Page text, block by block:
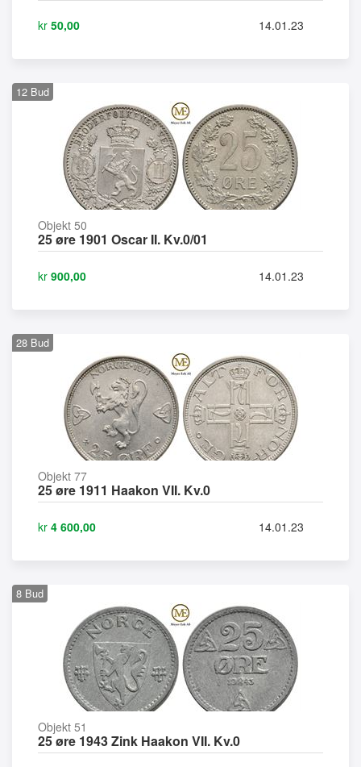
kr 50,00 14.01.23
12 Bud
Objekt 50
25 øre 1901 Oscar II. Kv.0/01
kr 900,00 14.01.23
28 Bud
Objekt 77
25 øre 1911 Haakon VII. Kv.0
kr 4 600,00 14.01.23
8 Bud
Objekt 51
25 øre 1943 Zink Haakon VII. Kv.0